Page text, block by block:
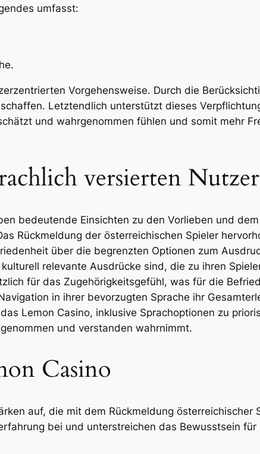
umfasst:
Vorgehensweise. Durch die
Letztendlich unterstützt dieses
und wahrgenommen fühlen und somit mehr
versierten
bedeutende Einsichten zu den Vorlieben und
Rückmeldung der österreichischen Spieler
über die begrenzten Optionen zum
relevante Ausdrücke sind, die zu ihren
für das Zugehörigkeitsgefühl, was für die
in ihrer bevorzugten Sprache ihr
Lemon Casino, inklusive Sprachoptionen zu
und verstanden wahrnimmt.
Casino
auf, die mit dem Rückmeldung österreichischer
bei und unterstreichen das Bewusstsein